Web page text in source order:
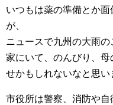
いつもは薬の準備とか
が、
ニュースで九州の大雨の
家にいて、のんびり、
せかもしれないなと思い
市役所は警察、消防や